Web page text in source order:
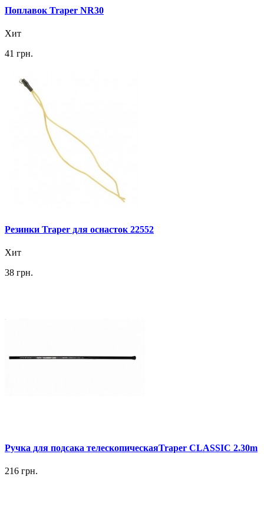
Поплавок Traper NR30
Хит
41 грн.
Резинки Traper для оснасток 22552
Хит
38 грн.
Ручка для подсака телескопическаяTraper CLASSIC 2.30m
216 грн.